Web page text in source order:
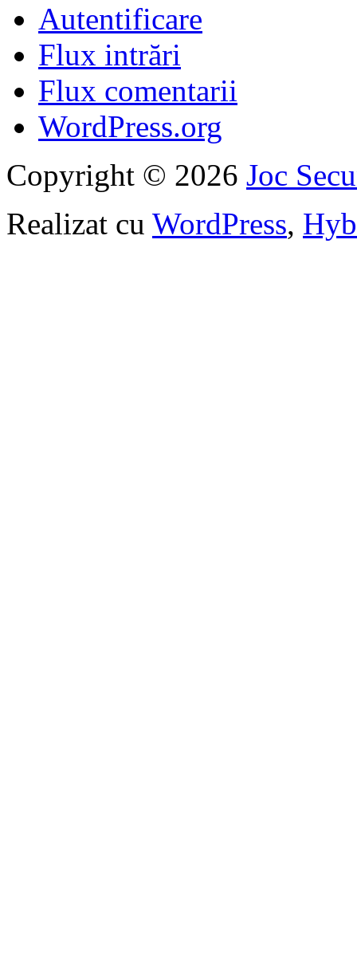
Autentificare
Flux intrări
Flux comentarii
WordPress.org
Copyright © 2026 Joc
Realizat cu WordPress,